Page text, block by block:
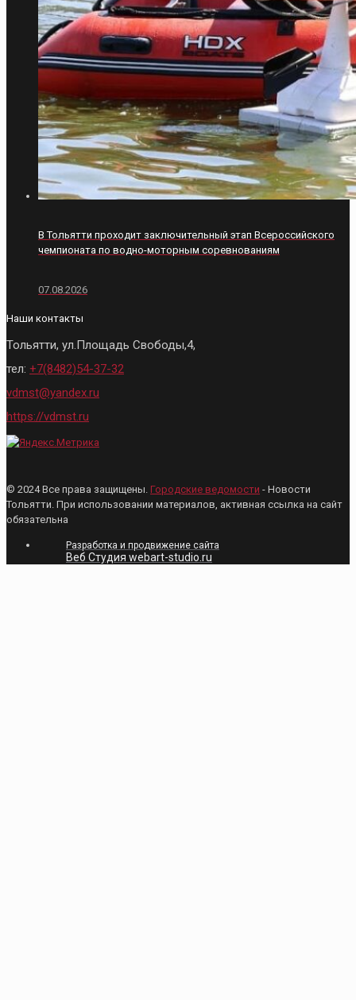
В Тольятти проходит заключительный этап Всероссийского
чемпионата по водно-моторным соревнованиям
07.08.2026
Наши контакты
Тольятти, ул.Площадь Свободы,4,
тел: +7(8482)54-37-32
vdmst@yandex.ru
https://vdmst.ru
© 2024 Все права защищены. Городские ведомости - Новости
Тольятти. При использовании материалов, активная ссылка на сайт
обязательна
Разработка и продвижение сайта
Веб Студия webart-studio.ru